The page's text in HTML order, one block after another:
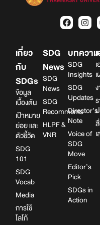
เกี่ยว
กับ
SDGs
ข้อมูล
เบื้องต้น
เป้าหมาย
ย่อย และ
ตัวชี้วัด
SDG
101
SDG
Vocab
Media
การใช้
โลโก้
SDG
News
SDG
News
SDG
Recomments
HLPF &
VNR
บทความ
SDG
Insights
SDG
Updates
Director’s
Note
Voice of
SDG
Move
Editor’s
Pick
SDGs in
Action